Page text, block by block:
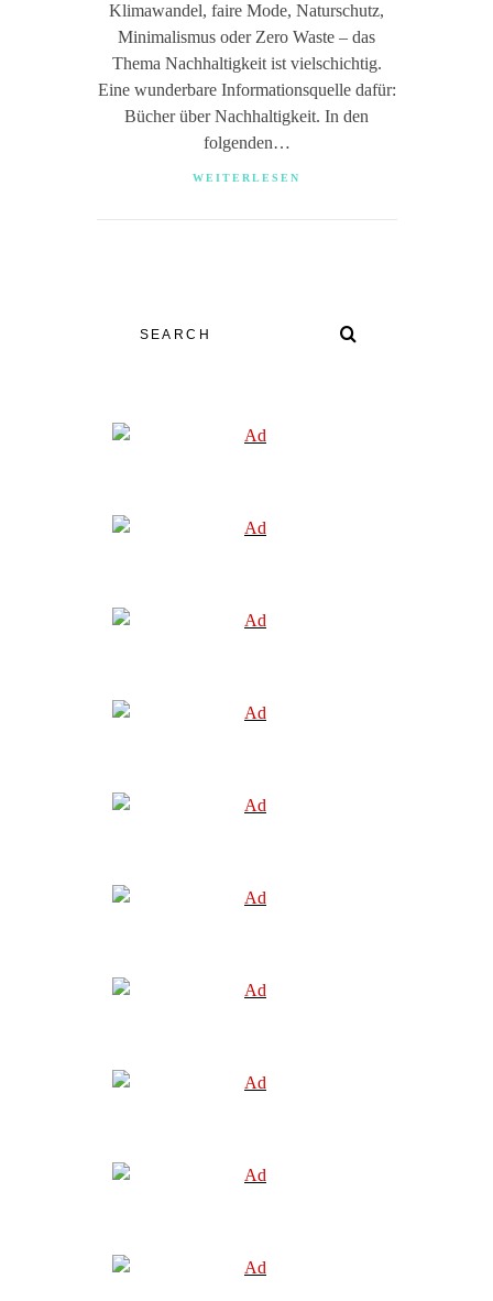
Klimawandel, faire Mode, Naturschutz,
Minimalismus oder Zero Waste – das
Thema Nachhaltigkeit ist vielschichtig.
Eine wunderbare Informationsquelle dafür:
Bücher über Nachhaltigkeit. In den
folgenden…
WEITERLESEN